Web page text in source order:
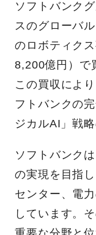
ソフトバンク
スのグローバ
のロボティク
8,200億円）で
この買収によ
フトバンクの
ジカルAI」戦
ソフトバンク
の実現を目指
センター、電
しています。